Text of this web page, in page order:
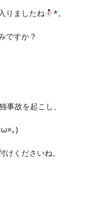
りましたね *。
ですか？
事故を起こし、
｡)
くださいね。